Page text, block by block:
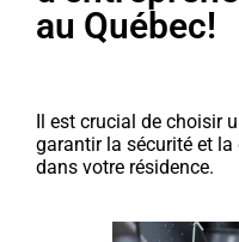
au Québec!
Il est crucial de choisir
garantir la sécurité et
dans votre résidence.